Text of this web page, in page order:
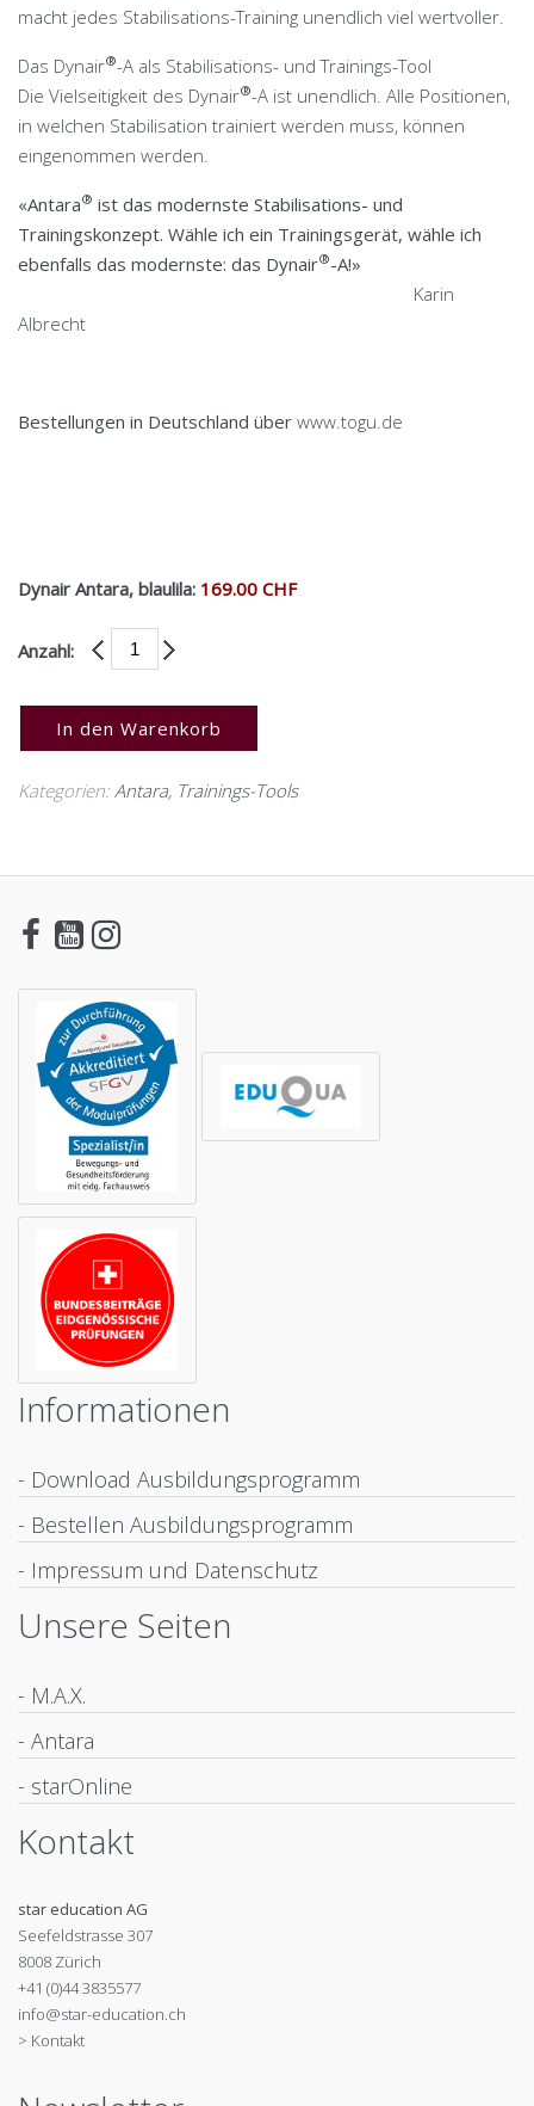
macht jedes Stabilisations-Training unendlich viel wertvoller.
Das Dynair®-A als Stabilisations- und Trainings-Tool
Die Vielseitigkeit des Dynair®-A ist unendlich. Alle Positionen,
in welchen Stabilisation trainiert werden muss, können
eingenommen werden.
«Antara® ist das modernste Stabilisations- und
Trainingskonzept. Wähle ich ein Trainingsgerät, wähle ich
ebenfalls das modernste: das Dynair®-A!»
Karin
Albrecht
Bestellungen in Deutschland über www.togu.de
Dynair Antara, blaulila: 169.00 CHF
Anzahl:
In den Warenkorb
Kategorien: Antara, Trainings-Tools
Informationen
- Download Ausbildungsprogramm
- Bestellen Ausbildungsprogramm
- Impressum und Datenschutz
Unsere Seiten
- M.A.X.
- Antara
- starOnline
Kontakt
star education AG
Seefeldstrasse 307
8008 Zürich
+41 (0)44 3835577
info@star-education.ch
> Kontakt